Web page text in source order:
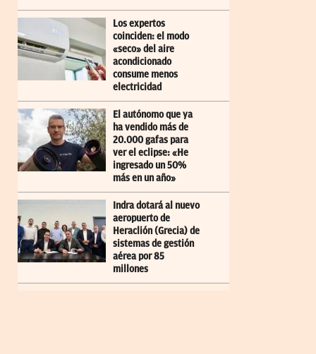
Los expertos
coinciden: el modo
«seco» del aire
acondicionado
consume menos
electricidad
El autónomo que ya
ha vendido más de
20.000 gafas para
ver el eclipse: «He
ingresado un 50%
más en un año»
Indra dotará al nuevo
aeropuerto de
Heraclión (Grecia) de
sistemas de gestión
aérea por 85
millones